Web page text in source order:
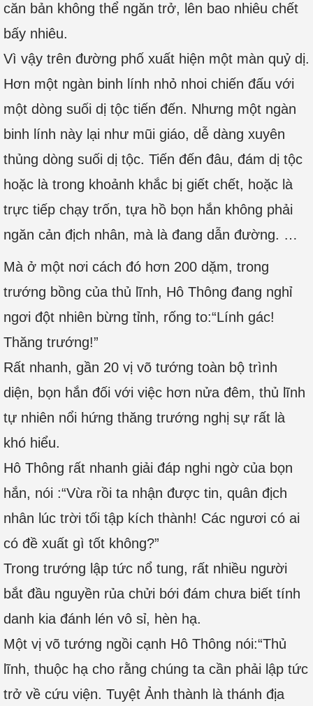
căn bản không thể ngăn trở, lên bao nhiêu chết
bấy nhiêu.
Vì vậy trên đường phố xuất hiện một màn quỷ dị.
Hơn một ngàn binh lính nhỏ nhoi chiến đấu với
một dòng suối dị tộc tiến đến. Nhưng một ngàn
binh lính này lại như mũi giáo, dễ dàng xuyên
thủng dòng suối dị tộc. Tiến đến đâu, đám dị tộc
hoặc là trong khoảnh khắc bị giết chết, hoặc là
trực tiếp chạy trốn, tựa hồ bọn hắn không phải
ngăn cản địch nhân, mà là đang dẫn đường. …
Mà ở một nơi cách đó hơn 200 dặm, trong
trướng bồng của thủ lĩnh, Hô Thông đang nghỉ
ngơi đột nhiên bừng tỉnh, rống to:“Lính gác!
Thăng trướng!”
Rất nhanh, gần 20 vị võ tướng toàn bộ trình
diện, bọn hắn đối với việc hơn nửa đêm, thủ lĩnh
tự nhiên nổi hứng thăng trướng nghị sự rất là
khó hiểu.
Hô Thông rất nhanh giải đáp nghi ngờ của bọn
hắn, nói :“Vừa rồi ta nhận được tin, quân địch
nhân lúc trời tối tập kích thành! Các ngươi có ai
có đề xuất gì tốt không?”
Trong trướng lập tức nổ tung, rất nhiều người
bắt đầu nguyền rủa chửi bới đám chưa biết tính
danh kia đánh lén vô sỉ, hèn hạ.
Một vị võ tướng ngồi cạnh Hô Thông nói:“Thủ
lĩnh, thuộc hạ cho rằng chúng ta cần phải lập tức
trở về cứu viện. Tuyệt Ảnh thành là thánh địa